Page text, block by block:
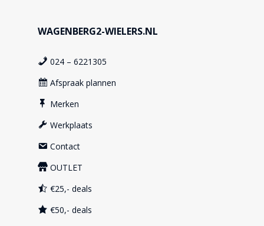
WAGENBERG2-WIELERS.NL
024 – 6221305
Afspraak plannen
Merken
Werkplaats
Contact
OUTLET
€25,- deals
€50,- deals